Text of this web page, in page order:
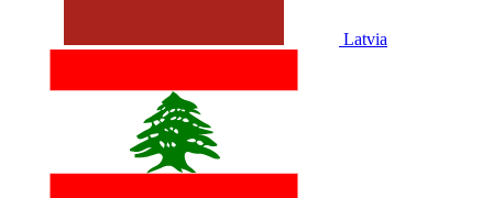
Latvia